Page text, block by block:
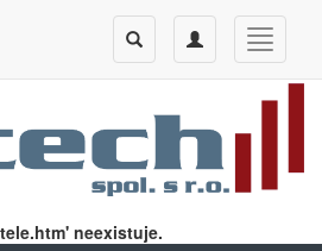
Toggle
Toggle
navigation
Toggle
search
neexistuje.